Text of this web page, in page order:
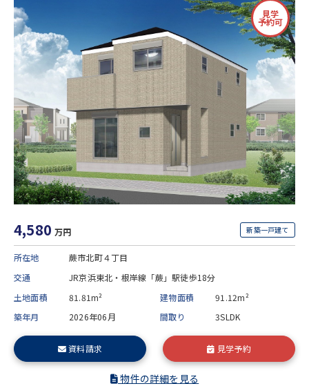
見学
予約可
4,580 万円 新築一戸建て
所在地
蕨市北町４丁目
交通
JR京浜東北・根岸線「蕨」駅徒歩18分
土地面積
81.81m² 建物面積
91.12m²
築年月
2026年06月 間取り 3SLDK
資料請求 見学予約
物件の詳細を見る